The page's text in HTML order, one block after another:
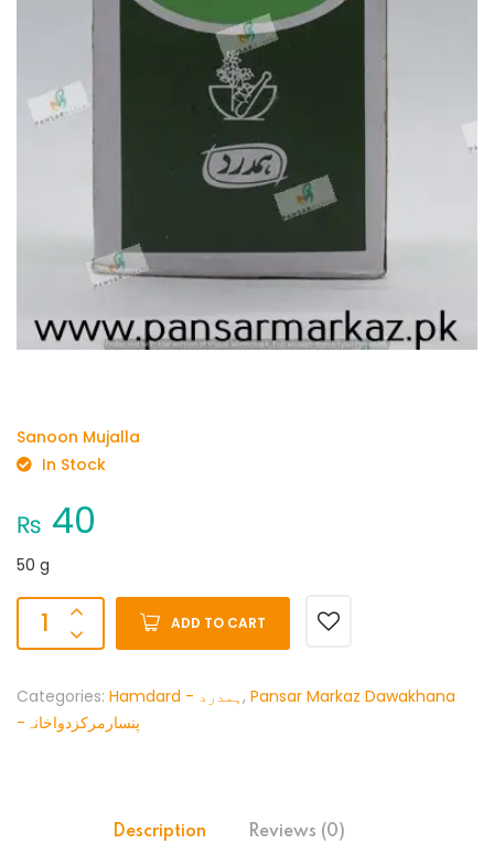
Sanoon Mujalla
In Stock
₨ 40
50 g
ADD TO CART
Categories: Hamdard - ہمدرد , Pansar Markaz Dawakhana
-پنسارمرکزدواخانہ
Description Reviews (0)